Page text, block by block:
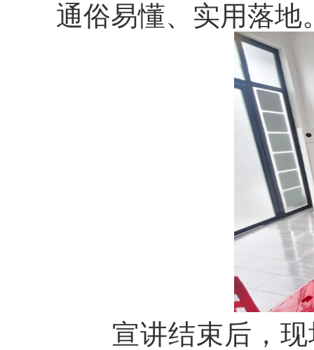
通俗易懂、实用落地
宣讲结束后，